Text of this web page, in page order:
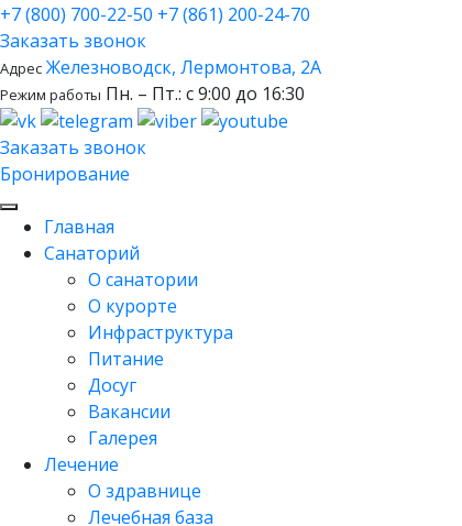
+7 (800) 700-22-50 +7 (861) 200-24-70
Заказать звонок
Адрес Железноводск, Лермонтова, 2А
Режим работы Пн. – Пт.: с 9:00 до 16:30
Заказать звонок
Бронирование
Главная
Санаторий
О санатории
О курорте
Инфраструктура
Питание
Досуг
Вакансии
Галерея
Лечение
О здравнице
Лечебная база